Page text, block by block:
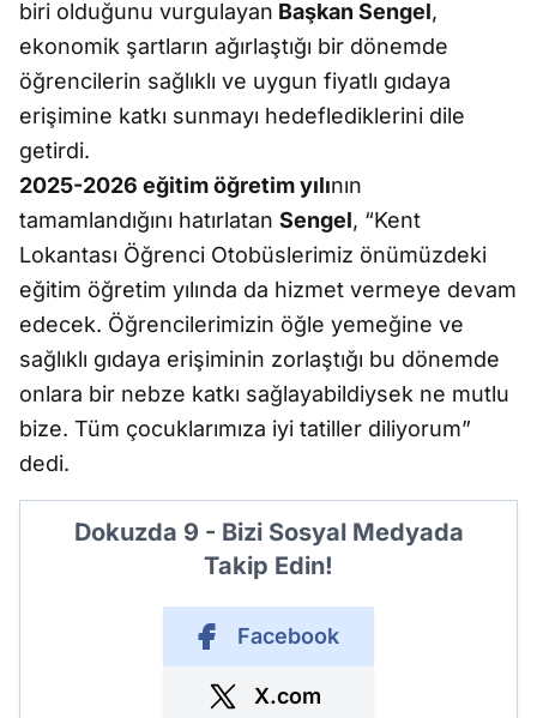
biri olduğunu vurgulayan Başkan Sengel,
ekonomik şartların ağırlaştığı bir dönemde
öğrencilerin sağlıklı ve uygun fiyatlı gıdaya
erişimine katkı sunmayı hedeflediklerini dile
getirdi.
2025-2026 eğitim öğretim yılının
tamamlandığını hatırlatan Sengel, “Kent
Lokantası Öğrenci Otobüslerimiz önümüzdeki
eğitim öğretim yılında da hizmet vermeye devam
edecek. Öğrencilerimizin öğle yemeğine ve
sağlıklı gıdaya erişiminin zorlaştığı bu dönemde
onlara bir nebze katkı sağlayabildiysek ne mutlu
bize. Tüm çocuklarımıza iyi tatiller diliyorum”
dedi.
Dokuzda 9 - Bizi Sosyal Medyada
Takip Edin!
Facebook
X.com